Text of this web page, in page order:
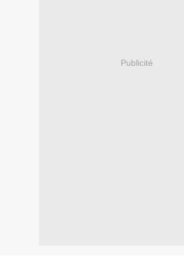
Publicité